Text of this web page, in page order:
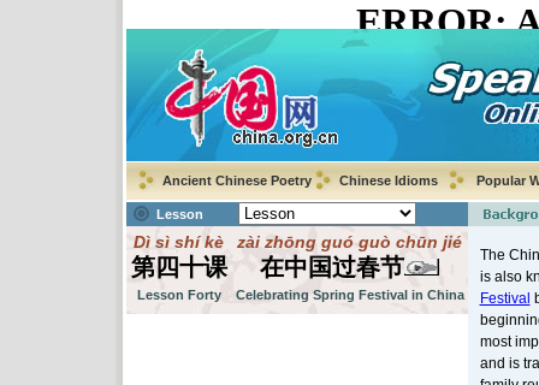
Ancient Chinese Poetry Chinese Idioms Popular
Lesson
Dì sì shí kè zài zhōng guó guò chūn jié
第四十课 在中国过春节
Lesson Forty Celebrating Spring Festival in China
The
is also
Festival
most
and is